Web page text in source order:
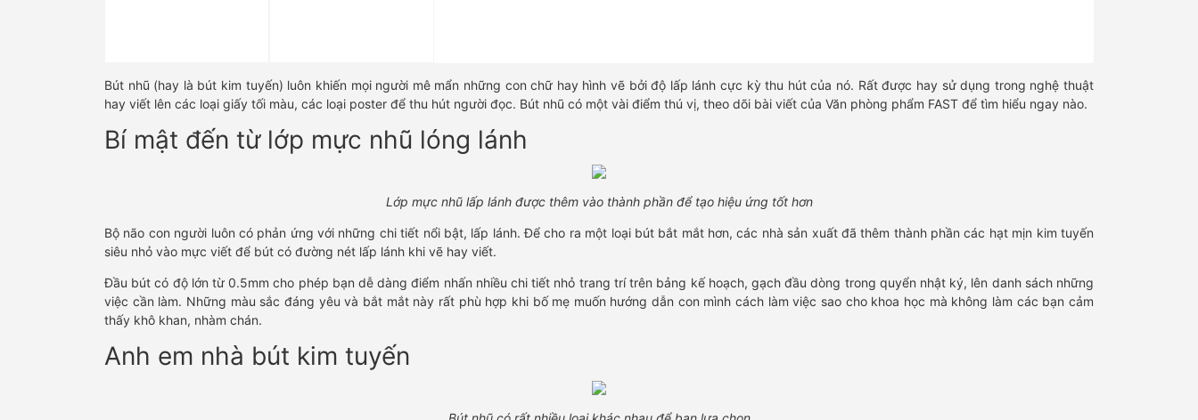
Bút nhũ (hay là bút kim tuyến) luôn khiến mọi người mê mẩn những con chữ hay hình vẽ bởi độ lấp lánh cực kỳ thu hút của nó. Rất được hay sử dụng trong nghệ thuật
hay viết lên các loại giấy tối màu, các loại poster để thu hút người đọc. Bút nhũ có một vài điểm thú vị, theo dõi bài viết của Văn phòng phẩm FAST để tìm hiểu ngay nào.
Bí mật đến từ lớp mực nhũ lóng lánh
Lớp mực nhũ lấp lánh được thêm vào thành phần để tạo hiệu ứng tốt hơn
Bộ não con người luôn có phản ứng với những chi tiết nổi bật, lấp lánh. Để cho ra một loại bút bắt mắt hơn, các nhà sản xuất đã thêm thành phần các hạt mịn kim tuyến
siêu nhỏ vào mực viết để bút có đường nét lấp lánh khi vẽ hay viết.
Đầu bút có độ lớn từ 0.5mm cho phép bạn dễ dàng điểm nhấn nhiều chi tiết nhỏ trang trí trên bảng kế hoạch, gạch đầu dòng trong quyển nhật ký, lên danh sách những
việc cần làm. Những màu sắc đáng yêu và bắt mắt này rất phù hợp khi bố mẹ muốn hướng dẫn con mình cách làm việc sao cho khoa học mà không làm các bạn cảm
thấy khô khan, nhàm chán.
Anh em nhà bút kim tuyến